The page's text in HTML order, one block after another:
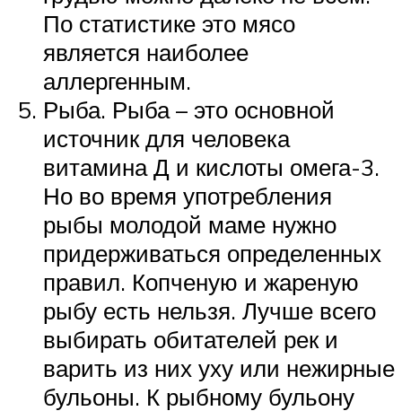
По статистике это мясо
является наиболее
аллергенным.
Рыба. Рыба – это основной
источник для человека
витамина Д и кислоты омега-3.
Но во время употребления
рыбы молодой маме нужно
придерживаться определенных
правил. Копченую и жареную
рыбу есть нельзя. Лучше всего
выбирать обитателей рек и
варить из них уху или нежирные
бульоны. К рыбному бульону